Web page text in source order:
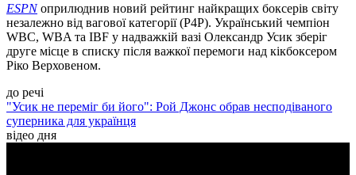
ESPNоприлюднив новий рейтинг найкращих боксерів світу
незалежно від вагової категорії (P4P). Український чемпіон
WBC, WBA та IBF у надважкій вазі Олександр Усик зберіг
друге місце в списку після важкої перемоги над кікбоксером
Ріко Верховеном.
до речі
"Усик не переміг би його": Рой Джонс обрав несподіваного
суперника для українця
відео дня